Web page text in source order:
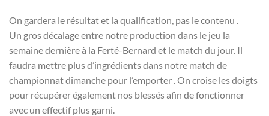
On gardera le résultat et la qualification, pas le contenu .
Un gros décalage entre notre production dans le jeu la
semaine dernière à la Ferté-Bernard et le match du jour. Il
faudra mettre plus d’ingrédients dans notre match de
championnat dimanche pour l’emporter . On croise les doigts
pour récupérer également nos blessés afin de fonctionner
avec un effectif plus garni.